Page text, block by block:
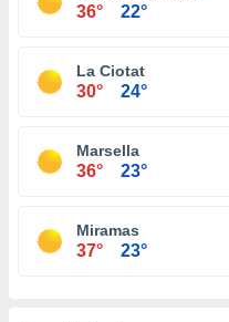
36° 22°
La Ciotat
30° 24°
Marsella
36° 23°
Miramas
37° 23°